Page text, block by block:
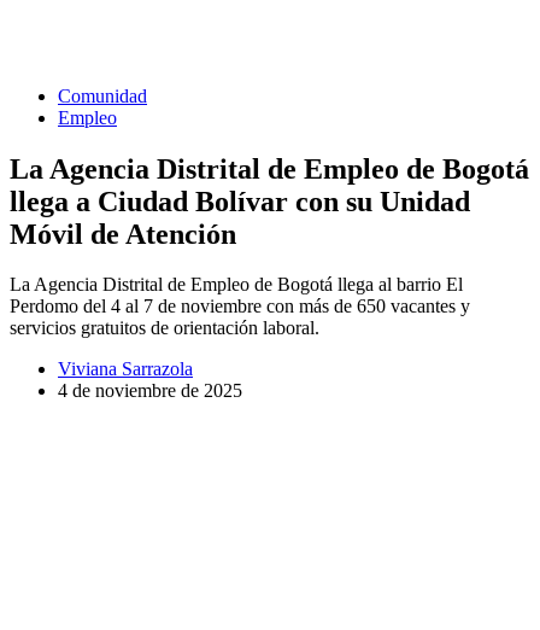
Comunidad
Empleo
La Agencia Distrital de Empleo de Bogotá
llega a Ciudad Bolívar con su Unidad
Móvil de Atención
La Agencia Distrital de Empleo de Bogotá llega al barrio El
Perdomo del 4 al 7 de noviembre con más de 650 vacantes y
servicios gratuitos de orientación laboral.
Viviana Sarrazola
4 de noviembre de 2025